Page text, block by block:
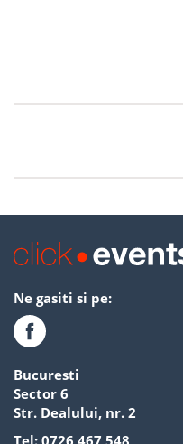
Ne gasiti si pe:
Bucuresti
Sector 6
Str. Dealului, nr. 2